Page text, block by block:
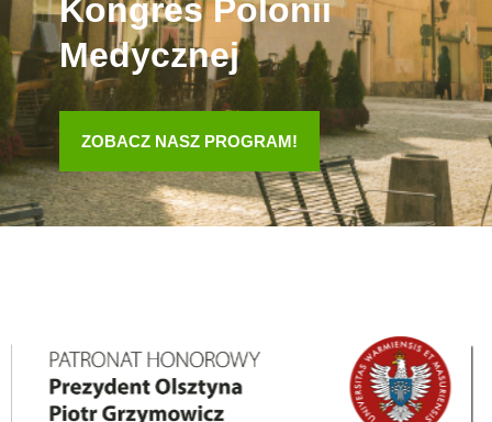
Kongres Polonii
Medycznej
ZOBACZ NASZ PROGRAM!